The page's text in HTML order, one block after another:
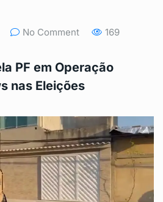
No Comment 169
PF em Operação
nas Eleições